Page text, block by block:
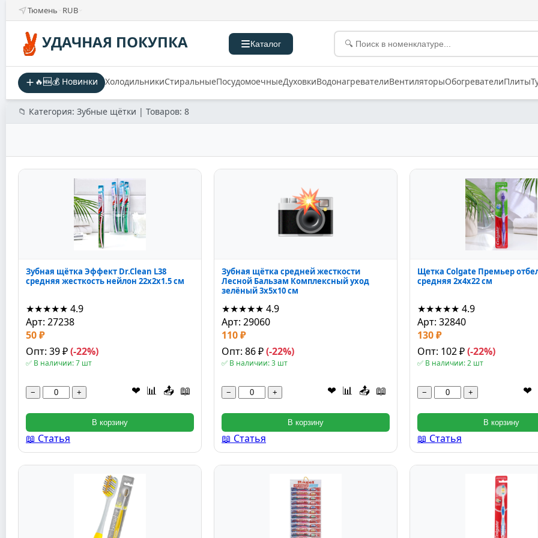
Тюмень RUB
УДАЧНАЯ ПОКУПКА Каталог
🔥🆕💰 Новинки ХолодильникиСтиральныеПосудомоечныеДуховкиВодонагревателиВентиляторыОбогревателиПлиты
📁 Категория: Зубные щётки | Товаров: 8
Зубная щётка Эффект Dr.Clean L38
средняя жесткость нейлон 22x2x1.5 см
★★★★★ 4.9
Арт: 27238
50 ₽
Опт: 39 ₽(-22%)
✅ В наличии: 7 шт
− + ❤ 📊 📤 📖
В корзину
📖 Статья
Зубная щётка средней жесткости
Лесной Бальзам Комплексный уход
зелёный 3x5x10 см
★★★★★ 4.9
Арт: 29060
110 ₽
Опт: 86 ₽(-22%)
✅ В наличии: 3 шт
− + ❤ 📊 📤 📖
В корзину
📖 Статья
Щетка Colgate Премьер
средняя 2x4x22 см
★★★★★ 4.9
Арт: 32840
130 ₽
Опт: 102 ₽(-22%)
✅ В наличии: 2 шт
− + ❤
В корзину
📖 Статья